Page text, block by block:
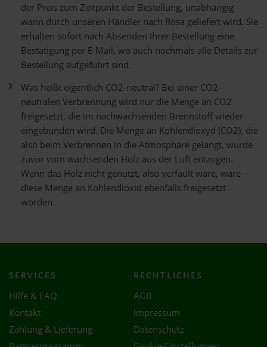
der Preis zum Zeitpunkt der Bestellung, unabhängig
wann durch unseren Händler nach Rosa geliefert wird. Sie
erhalten sofort nach Absenden Ihrer Bestellung eine
Bestätigung per E-Mail, wo auch nochmals alle Details zur
Bestellung aufgeführt sind.
Was heißt eigentlich CO2-neutral? Bei einer CO2-
neutralen Verbrennung wird nur die Menge an CO2
freigesetzt, die im nachwachsenden Brennstoff wieder
eingebunden wird. Die Menge an Kohlendioxyd (CO2), die
also beim Verbrennen in die Atmosphäre gelangt, wurde
zuvor vom wachsenden Holz aus der Luft entzogen.
Wenn das Holz nicht genutzt, also verfault wäre, wäre
diese Menge an Kohlendioxid ebenfalls freigesetzt
worden.
SERVICES
Hilfe & FAQ
Kontakt
Zahlung & Lieferung
RECHTLICHES
AGB
Impressum
Datenschutz